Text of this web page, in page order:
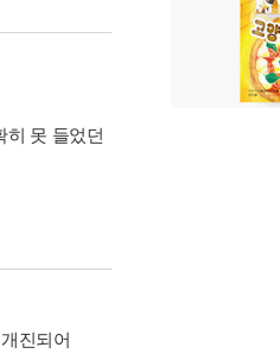
히 못 들었던
진되어